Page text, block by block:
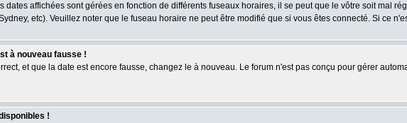
dates affichées sont gérées en fonction de différents fuseaux horaires, il se peut que le vôtre soit mal
etc). Veuillez noter que le fuseau horaire ne peut être modifié que si vous êtes connecté. Si ce
à nouveau fausse !
et que la date est encore fausse, changez le à nouveau. Le forum n'est pas conçu pour gérer
!